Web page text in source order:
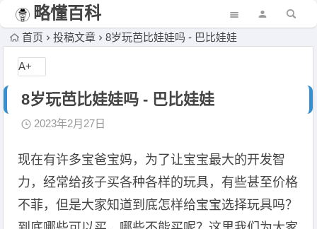
略懂百科
首页 投稿文章 8岁玩芭比娃娃吗 - 巴比娃娃
8岁玩芭比娃娃吗 - 巴比娃娃
2023年2月27日
现在有许多宝爸宝妈，为了让宝宝最大的开发智
力，经常给孩子买各种各样的玩具，有些甚至价格
不菲，但是大家知道到底怎样给宝宝选择玩具吗？
A+